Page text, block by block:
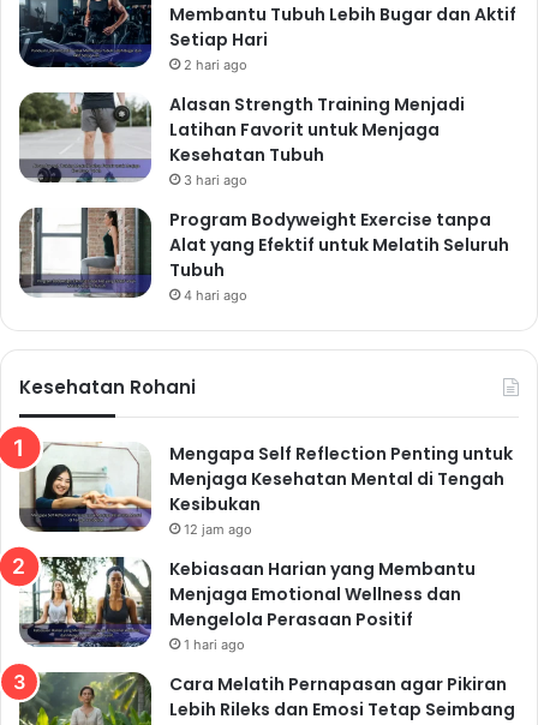
Membantu Tubuh Lebih Bugar dan Aktif
Setiap Hari
2 hari ago
Alasan Strength Training Menjadi
Latihan Favorit untuk Menjaga
Kesehatan Tubuh
3 hari ago
Program Bodyweight Exercise tanpa
Alat yang Efektif untuk Melatih Seluruh
Tubuh
4 hari ago
Kesehatan Rohani
Mengapa Self Reflection Penting untuk
Menjaga Kesehatan Mental di Tengah
Kesibukan
12 jam ago
Kebiasaan Harian yang Membantu
Menjaga Emotional Wellness dan
Mengelola Perasaan Positif
1 hari ago
Cara Melatih Pernapasan agar Pikiran
Lebih Rileks dan Emosi Tetap Seimbang